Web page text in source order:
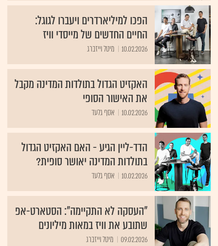
הפכו למיליארדרים ויעברו לגוגל:
החיים החדשים של מייסדי וויז
10.02.2026 מיטל וייזברג
האקזיט הגדול בתולדות המדינה מקבל
את האישור הסופי
10.02.2026 אסף גלעד
הדד-ליין הגיע - האם האקזיט הגדול
בתולדות המדינה יאושר סופית?
10.02.2026 אסף גלעד
"העסקה לא התקיימה": הסטארט-אפ
שתובע את וויז במאות מיליונים
09.02.2026 מיטל וייזברג